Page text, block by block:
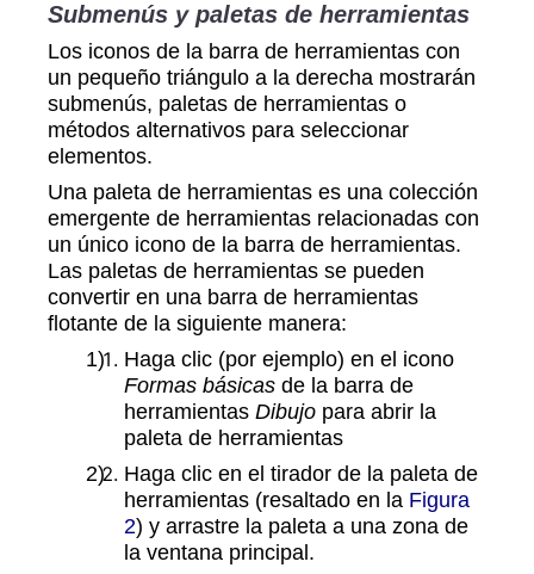
Submenús y paletas de herramientas
Los iconos de la barra de herramientas con
un pequeño triángulo a la derecha mostrarán
submenús, paletas de herramientas o
métodos alternativos para seleccionar
elementos.
Una paleta de herramientas es una colección
emergente de herramientas relacionadas con
un único icono de la barra de herramientas.
Las paletas de herramientas se pueden
convertir en una barra de herramientas
flotante de la siguiente manera:
Haga clic (por ejemplo) en el icono
Formas básicas de la barra de
herramientas Dibujo para abrir la
paleta de herramientas
Haga clic en el tirador de la paleta de
herramientas (resaltado en la Figura
2) y arrastre la paleta a una zona de
la ventana principal.